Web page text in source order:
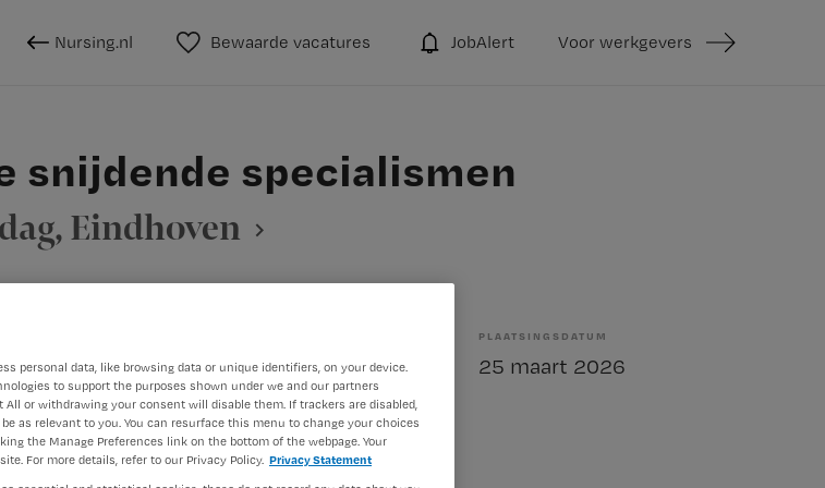
Nursing.nl Bewaarde vacatures JobAlert Voor werkgevers
snijdende specialismen
Eindhoven
Niet nader bepaald
PLAATSINGSDATUM
25 maart 2026
nader bepaald
personal data, like browsing data or unique identifiers, on your device.
to support the purposes shown under we and our partners
All or withdrawing your consent will disable them. If trackers are disabled,
as relevant to you. You can resurface this menu to change your choices
the Manage Preferences link on the bottom of the webpage. Your
For more details, refer to our Privacy Policy. Privacy Statement